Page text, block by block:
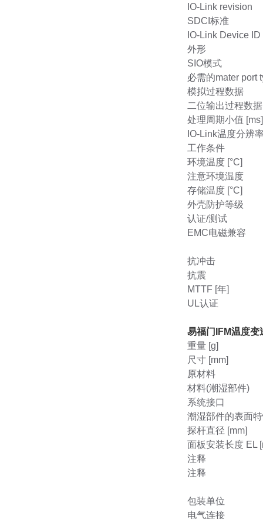
IO-Link revision
SDCI标准
IO-Link Device ID
外形
SIO模式
必需的mater port
模拟过程数据
二位输出过程数据
处理周期小值 [ms]
IO-Link温度分辨
工作条件
环境温度 [°C]
注意环境温度
存储温度 [°C]
外壳防护等级
认证/测试
EMC电磁兼容
抗冲击
抗震
MTTF [年]
UL认证
易福门IFM温度变
重量 [g]
尺寸 [mm]
原材料
材料(潮湿部件)
系统接口
潮湿部件的表面
探杆直径 [mm]
面板安装长度 EL
注释
注释
包装单位
电气连接